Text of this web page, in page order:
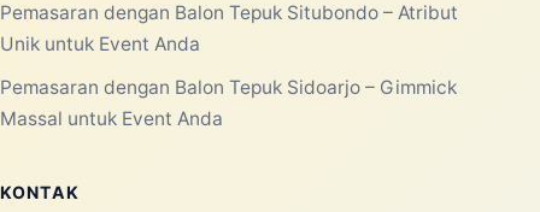
Pemasaran dengan Balon Tepuk Situbondo – Atribut
Unik untuk Event Anda
Pemasaran dengan Balon Tepuk Sidoarjo – Gimmick
Massal untuk Event Anda
KONTAK